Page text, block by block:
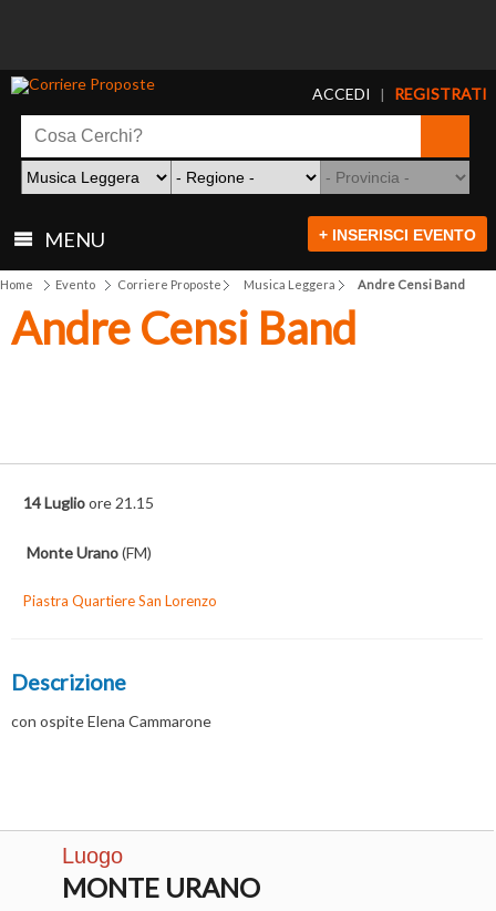
ACCEDI | REGISTRATI
MENU + INSERISCI EVENTO
Home Evento Corriere Proposte Musica Leggera Andre Censi Band
Andre Censi Band
14 Luglioore 21.15
Monte Urano(FM)
Piastra Quartiere San Lorenzo
Descrizione
con ospite Elena Cammarone
Luogo
MONTE URANO